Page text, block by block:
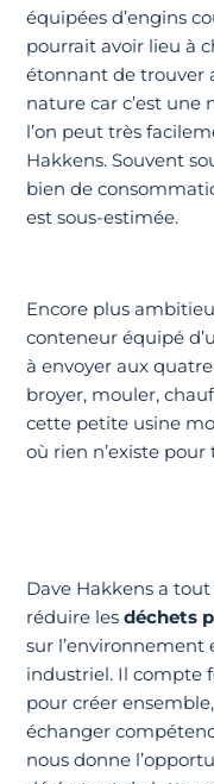
équipées d’engins
pourrait avoir lieu à
étonnant de trouver
nature car c’est
l’on peut très
Hakkens. Souvent
bien de
est sous-estimée.
Encore plus
conteneur équipé
à envoyer aux
broyer, mouler,
cette petite usine
où rien n’existe
Dave Hakkens a
réduire lesdéchets
sur l’environnement
industriel. Il compte
pour créer
échanger
nous donne